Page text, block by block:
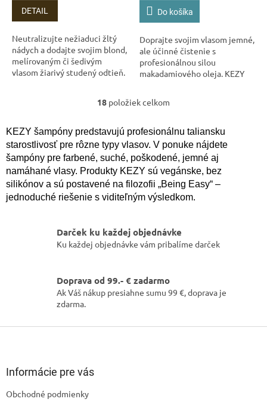
Neutralizácia žltých tónov
a výživa
DETAIL
Neutralizujte nežiaduci žltý
nádych a dodajte svojim blond,
melírovaným či šedivým
vlasom žiarivý studený odtieň.
Do košíka
Doprajte svojim vlasom jemné,
ale účinné čistenie s
profesionálnou silou
makadamiového oleja. KEZY
umývania, zanecháva vlasy...
O
l
á
d
a
c
i
e
v
k
ý
p
i
18 položiek celkom
KEZY šampóny predstavujú profesionálnu taliansku
starostlivosť pre rôzne typy vlasov. V ponuke nájdete
šampóny pre farbené, suché, poškodené, jemné aj
namáhané vlasy. Produkty KEZY sú vegánske, bez
silikónov a sú postavené na filozofii „Being Easy“ –
jednoduché riešenie s viditeľným výsledkom.
Darček ku každej objednávke
Ku každej objednávke vám pribalíme darček
Doprava od 99.- € zadarmo
Ak Váš nákup presiahne sumu 99 €, doprava je
zdarma.
Informácie pre vás
Obchodné podmienky